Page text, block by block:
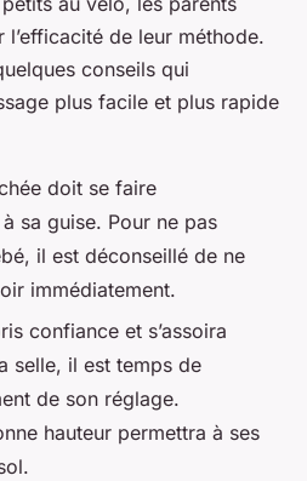
l’efficacité de leur méthode.
conseils qui
plus facile et plus rapide
doit se faire
sa guise. Pour ne pas
il est déconseillé de ne
immédiatement.
confiance et s’assoira
selle, il est temps de
de son réglage.
hauteur permettra à ses